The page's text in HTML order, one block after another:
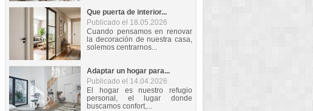
Que puerta de interior...
Publicado el 18.05.2026
Cuando pensamos en renovar
la decoración de nuestra casa,
solemos centrarnos...
Adaptar un hogar para...
Publicado el 14.04.2026
El hogar es nuestro refugio
personal, el lugar donde
buscamos confort,...